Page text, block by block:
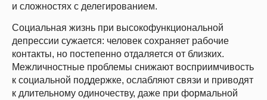
и сложностях с делегированием.
Социальная жизнь при высокофункциональной
депрессии сужается: человек сохраняет рабочие
контакты, но постепенно отдаляется от близких.
Межличностные проблемы снижают восприимчивость
к социальной поддержке, ослабляют связи и приводят
к длительному одиночеству, даже при формальной